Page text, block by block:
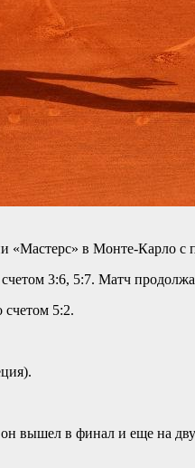
«Мастерс» в Монте-Карло
3:6, 5:7. Матч
5:2.
вышел в финал и еще на